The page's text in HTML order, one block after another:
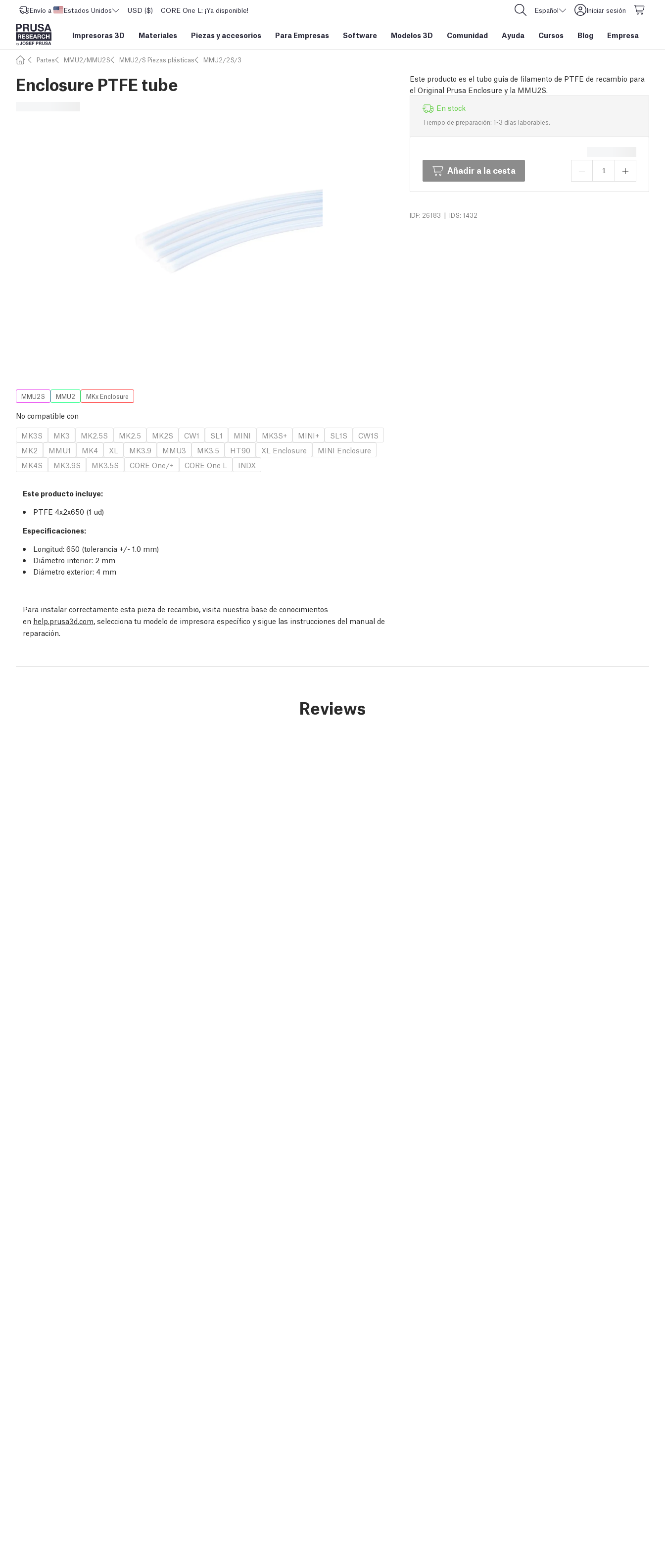
Envío a Estados Unidos USD ($) CORE One L: ¡Ya disponible! Español Iniciar sesión
Impresoras 3D Materiales Piezas y accesorios Para Empresas Software Modelos 3D Comunidad Ayuda Cursos Blog Empresa
Partes MMU2/MMU2S MMU2/S Piezas plásticas MMU2/2S/3
Enclosure PTFE tube
Este producto es el tubo guía de filamento de PTFE de recambio para
el Original Prusa Enclosure y la MMU2S.
En stock
Tiempo de preparación: 1-3 días laborables.
Añadir a la cesta
IDF: 26183 | IDS: 1432
MMU2S MMU2 MKx Enclosure
No compatible con
MK3S
MK3 MK2.5S MK2.5 MK2S CW1 SL1 MINI MK3S+ MINI+ SL1S
CW1S
MK2
MMU1 MK4 XL MK3.9 MMU3 MK3.5 HT90 XL Enclosure
MINI Enclosure
MK4S
MK3.9S MK3.5S CORE One/+ CORE One L INDX
Este producto incluye:
PTFE 4x2x650 (1 ud)
Especificaciones:
Longitud: 650 (tolerancia +/- 1.0 mm)
Diámetro interior: 2 mm
Diámetro exterior: 4 mm
Para instalar correctamente esta pieza de recambio, visita nuestra base de conocimientos
en help.prusa3d.com, selecciona tu modelo de impresora específico y sigue las instrucciones del manual de
reparación.
Reviews